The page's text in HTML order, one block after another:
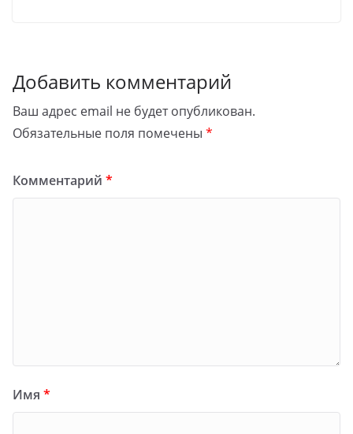
Добавить комментарий
Ваш адрес email не будет опубликован.
Обязательные поля помечены *
Комментарий *
Имя *